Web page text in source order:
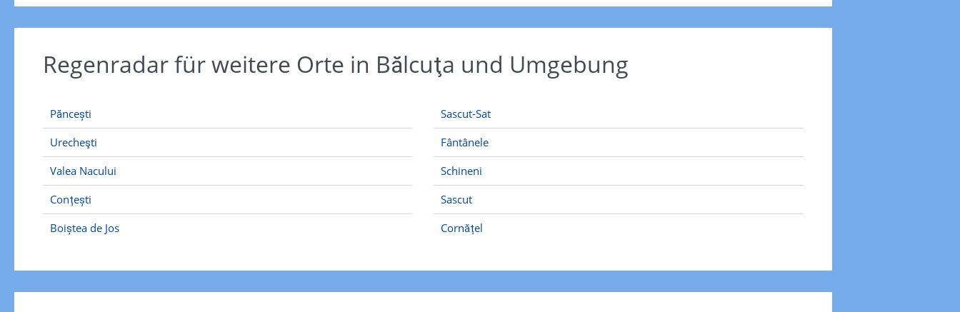
Regenradar für weitere Orte in Bălcuţa und Umgebung
Păncești
Urecheşti
Valea Nacului
Conțești
Boiștea de Jos
Sascut-Sat
Fântânele
Schineni
Sascut
Cornățel